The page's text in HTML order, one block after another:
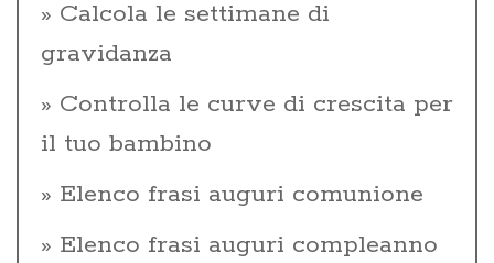
Calcola le settimane di
gravidanza
Controlla le curve di crescita per
il tuo bambino
Elenco frasi auguri comunione
Elenco frasi auguri compleanno